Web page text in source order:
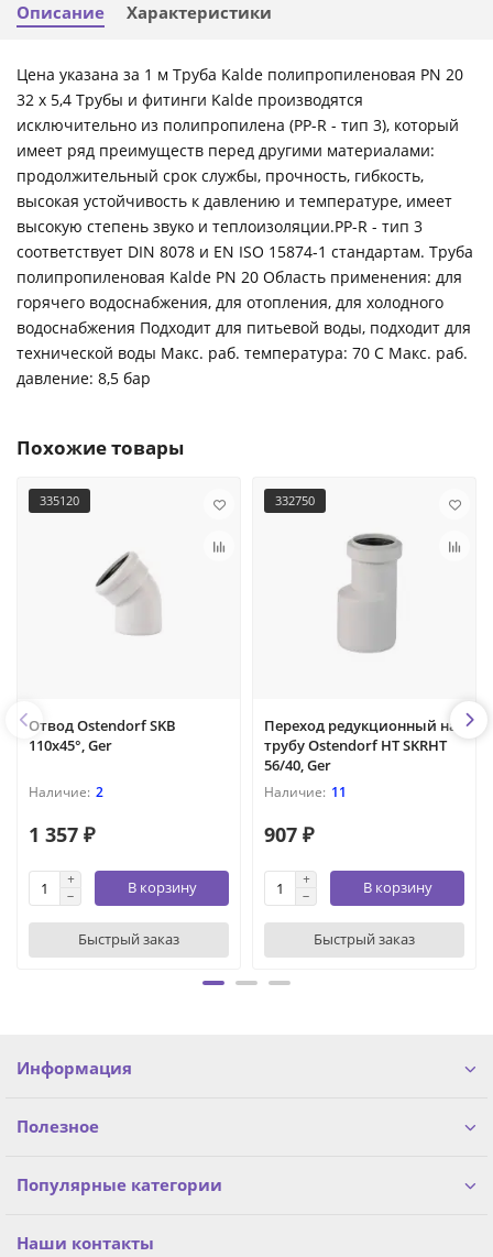
Описание Характеристики
Цена указана за 1 м Труба Kalde полипропиленовая PN 20
32 х 5,4 Трубы и фитинги Kalde производятся
исключительно из полипропилена (PP-R - тип 3), который
имеет ряд преимуществ перед другими материалами:
продолжительный срок службы, прочность, гибкость,
высокая устойчивость к давлению и температуре, имеет
высокую степень звуко и теплоизоляции.PP-R - тип 3
соответствует DIN 8078 и EN ISO 15874-1 стандартам. Труба
полипропиленовая Kalde PN 20 Область применения: для
горячего водоснабжения, для отопления, для холодного
водоснабжения Подходит для питьевой воды, подходит для
технической воды Макс. раб. температура: 70 С Макс. раб.
давление: 8,5 бар
Похожие товары
335120
Отвод Ostendorf SKВ
110х45°, Ger
2
1 357 ₽
В корзину
Быстрый заказ
332750
Переход редукционный на
трубу Ostendorf HT SKRHT
56/40, Ger
11
907 ₽
В корзину
Быстрый заказ
Информация
Полезное
Популярные категории
Наши контакты